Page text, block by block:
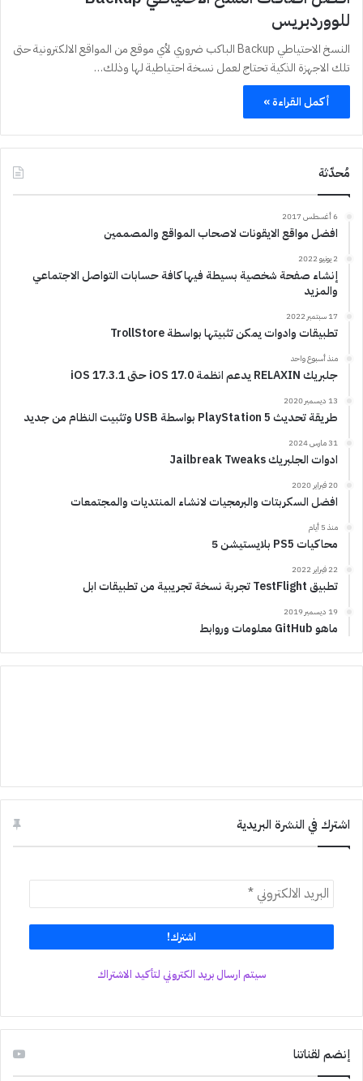
للووردبريس
النسخ الاحتياطي Backup الباكب ضروري لأي موقع من المواقع الالكترونية حتى
تلك الاجهزة الذكية تحتاج لعمل نسخة احتياطية لها وذلك…
أكمل القراءة »
مُحدّثة
6 أغسطس 2017
افضل مواقع الايقونات لاصحاب المواقع والمصممين
2 يونيو 2022
إنشاء صفحة شخصية بسيطة فيها كافة حسابات التواصل الاجتماعي
والمزيد
17 سبتمبر 2022
تطبيقات وادوات يمكن تثبيتها بواسطة TrollStore
منذ أسبوع واحد
جلبريك RELAXIN يدعم انظمة iOS 17.0 حتى iOS 17.3.1
13 ديسمبر 2020
طريقة تحديث PlayStation 5 بواسطة USB وتثبيت النظام من جديد
31 مارس 2024
ادوات الجلبريك Jailbreak Tweaks
20 فبراير 2020
افضل السكربتات والبرمجيات لانشاء المنتديات والمجتمعات
منذ 5 أيام
محاكيات PS5 بلايستيشن 5
22 فبراير 2022
تطبيق TestFlight تجربة نسخة تجريبية من تطبيقات ابل
19 ديسمبر 2019
ماهو GitHub معلومات وروابط
اشترك في النشرة البريدية
سيتم ارسال بريد الكتروني لتأكيد الاشتراك
إنضم لقناتنا